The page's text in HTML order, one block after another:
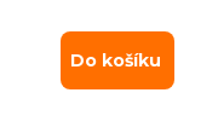
Do košíku